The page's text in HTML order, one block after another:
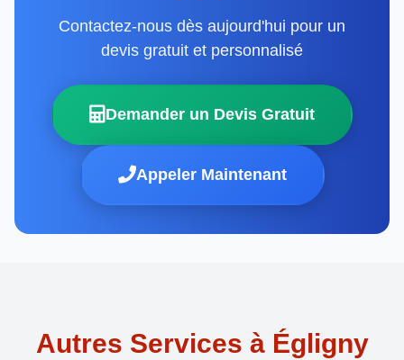
Contactez-nous dès aujourd'hui pour un
devis gratuit et personnalisé
Demander un Devis Gratuit
Appeler Maintenant
Autres Services à Égligny